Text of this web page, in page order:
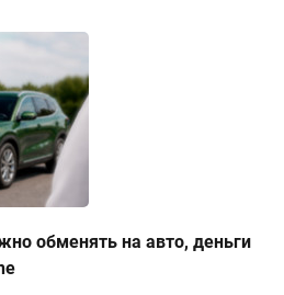
обменять на авто, деньги